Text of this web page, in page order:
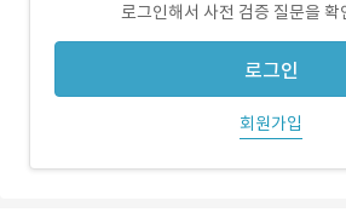
로그인해서 사전 검증 질문을 확
로그인
회원가입